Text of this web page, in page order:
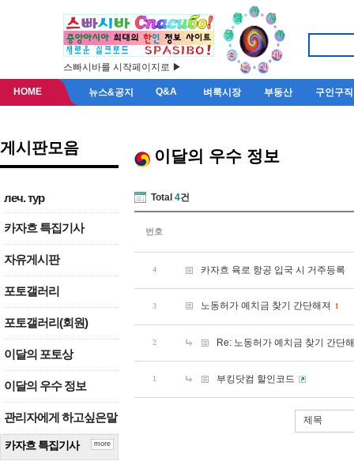
스빠시바를 시작페이지로 ▶
HOME 뉴스&공지 Q&A 벼룩시장 부동산 구인구직
게시판모음
леч. тур
카자흐 특집기사
자유게시판
포토갤러리
포토갤러리(회원)
이달의 포토상
이달의 우수 정보
관리자에게 하고싶은말
카자흐 특집기사 more
이달의 우수 정보
Total 4건
번호
4 카자흐 육로 항공 입국 시 거주등록
3 노동허가 예치금 찾기 간단해져 1
2 Re: 노동허가 예치금 찾기 간단
1 부킹닷컴 할인코드
제목